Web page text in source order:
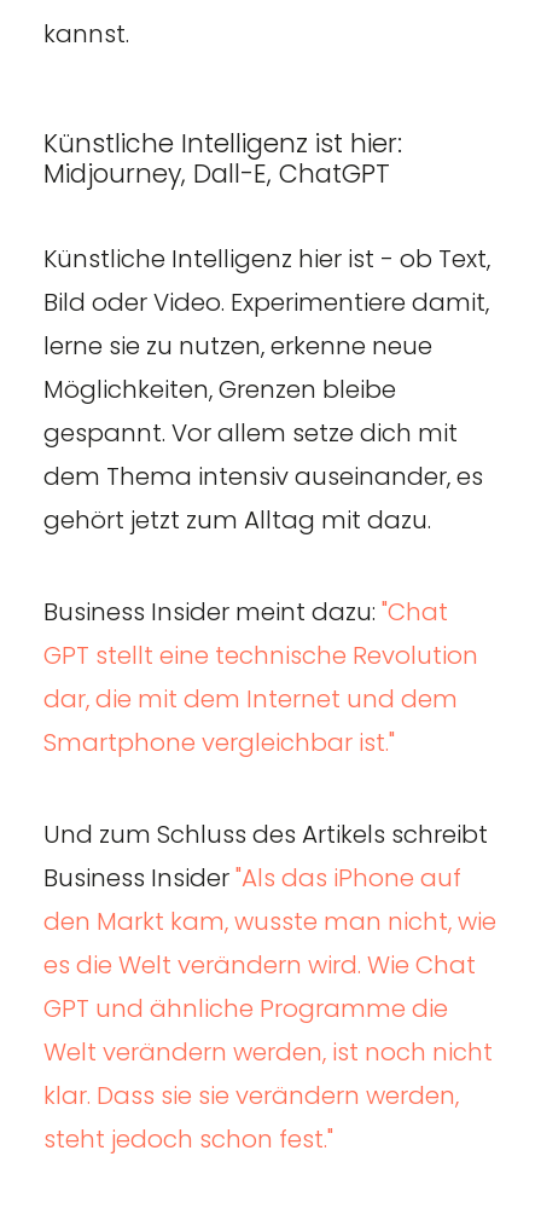
kannst.
Künstliche Intelligenz ist hier:
Midjourney, Dall-E, ChatGPT
Künstliche Intelligenz hier ist - ob Text,
Bild oder Video. Experimentiere damit,
lerne sie zu nutzen, erkenne neue
Möglichkeiten, Grenzen bleibe
gespannt. Vor allem setze dich mit
dem Thema intensiv auseinander, es
gehört jetzt zum Alltag mit dazu.
Business Insider meint dazu: "Chat
GPT stellt eine technische Revolution
dar, die mit dem Internet und dem
Smartphone vergleichbar ist."
Und zum Schluss des Artikels schreibt
Business Insider"Als das iPhone auf
den Markt kam, wusste man nicht, wie
es die Welt verändern wird. Wie Chat
GPT und ähnliche Programme die
Welt verändern werden, ist noch nicht
klar. Dass sie sie verändern werden,
steht jedoch schon fest."